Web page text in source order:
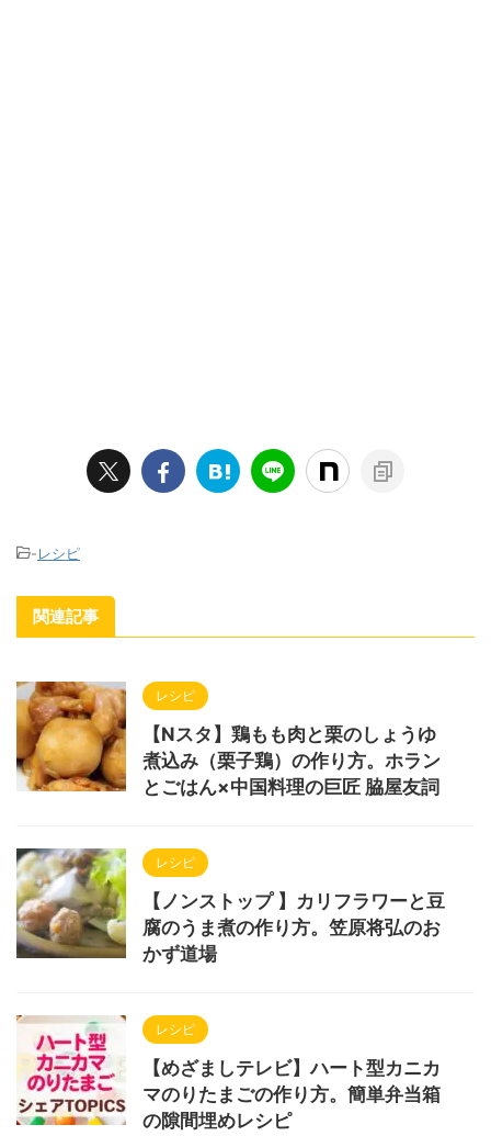
-レシピ
関連記事
レシピ
【Nスタ】鶏もも肉と栗のしょうゆ
煮込み（栗子鶏）の作り方。ホラン
とごはん×中国料理の巨匠 脇屋友詞
レシピ
【ノンストップ 】カリフラワーと豆
腐のうま煮の作り方。笠原将弘のお
かず道場
レシピ
【めざましテレビ】ハート型カニカ
マのりたまごの作り方。簡単弁当箱
の隙間埋めレシピ